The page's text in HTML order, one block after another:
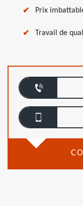
Prix
Travail de